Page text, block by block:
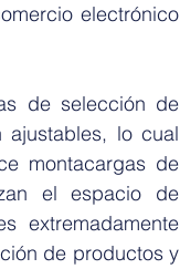
electrónico
de selección de
lo cual
montacargas de
el espacio de
extremadamente
de productos y